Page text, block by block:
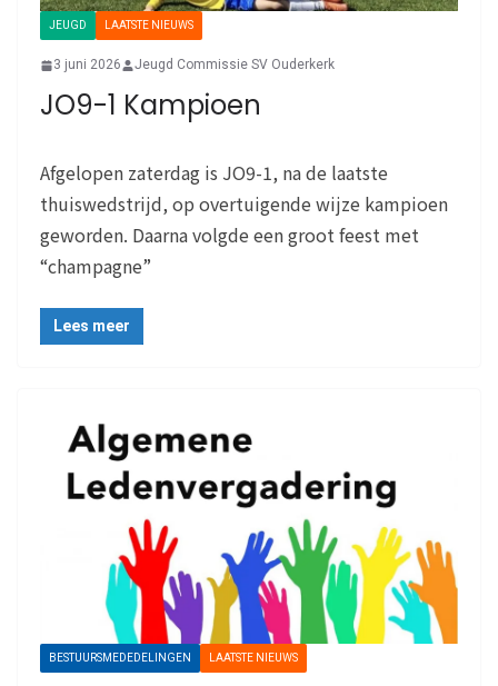
JEUGD LAATSTE NIEUWS
3 juni 2026 Jeugd Commissie SV Ouderkerk
JO9-1 Kampioen
Afgelopen zaterdag is JO9-1, na de laatste
thuiswedstrijd, op overtuigende wijze kampioen
geworden. Daarna volgde een groot feest met
“champagne”
Lees meer
BESTUURSMEDEDELINGEN LAATSTE NIEUWS